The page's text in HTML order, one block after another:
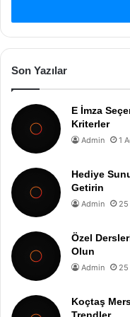
Son Yazılar
E İmza
Kriterler
Admin 1
Hediye
Getirin
Admin 25
Özel
Olun
Admin 25
Koçtaş